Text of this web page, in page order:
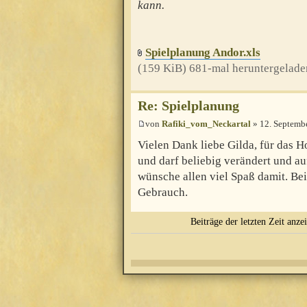
kann.
Spielplanung Andor.xls
(159 KiB) 681-mal
Re: Spielplanung
von Rafiki_vom_Neckartal » 12.
Vielen Dank liebe Gilda, für das
und darf beliebig verändert und
wünsche allen viel Spaß damit.
Gebrauch.
Beiträge der letzten Zeit